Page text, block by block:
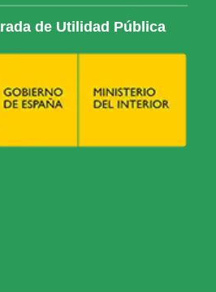
de Utilidad Pública